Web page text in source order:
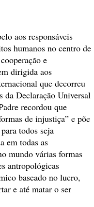
aos responsáveis
humanos no centro de
e
dirigida aos
que decorreu
da Declaração Universal
recordou que
de injustiça” e põe
todos seja
em todas as
mundo várias formas
antropológicas
baseado no lucro,
e até matar o ser